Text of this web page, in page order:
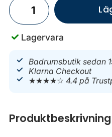
Lagervara
Badrumsbutik sedan
Klarna Checkout
★★★★☆4.4 på
Produktbeskrivning